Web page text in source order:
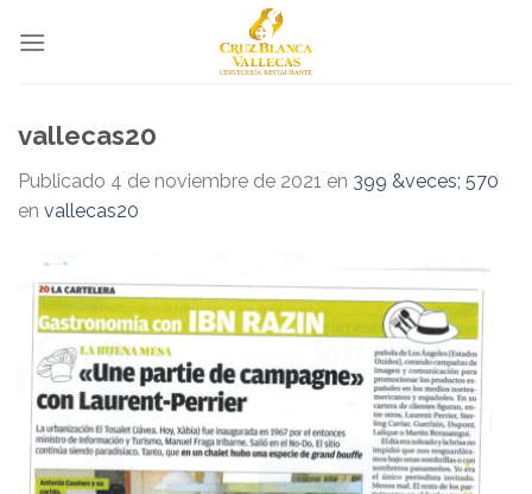
vallecas20
Publicado 4 de noviembre de 2021 en 399 &veces; 570
en vallecas20